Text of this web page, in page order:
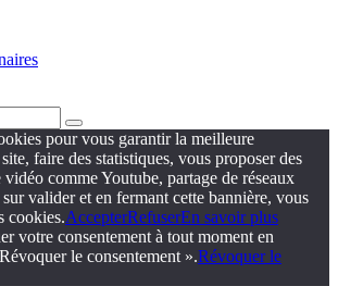
pour vous garantir la meilleure
faire des statistiques, vous proposer des
comme Youtube, partage de réseaux
valider et en fermant cette bannière, vous
cookies.AccepterRefuserEn savoir plus
votre consentement à tout moment en
le consentement ».Révoquer le